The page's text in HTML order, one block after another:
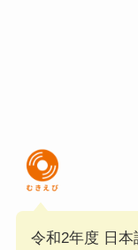
令和2年度 日